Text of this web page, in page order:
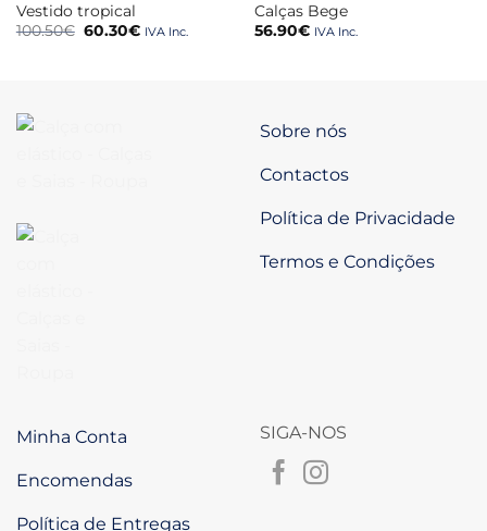
Vestido tropical
100.50€ O
60.30€OIVA Inc.
Calças Bege
56.90€ IVA Inc.
Sobre nós
Contactos
Política de Privacidade
Termos e Condições
Minha Conta
Encomendas
Política de Entregas
SIGA-NOS